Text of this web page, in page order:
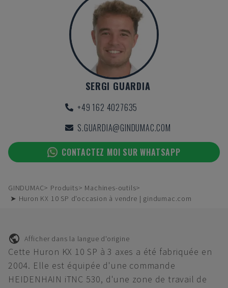
SERGI GUARDIA
+49 162 4027635
S.GUARDIA@GINDUMAC.COM
CONTACTEZ MOI SUR WHATSAPP
GINDUMAC Produits
Machines-outils
➤ Huron KX 10 SP d'occasion à vendre | gindumac.com
Afficher dans la langue d'origine
Cette Huron KX 10 SP à 3 axes a été fabriquée en
2004. Elle est équipée d'une commande
HEIDENHAIN iTNC 530, d'une zone de travail de